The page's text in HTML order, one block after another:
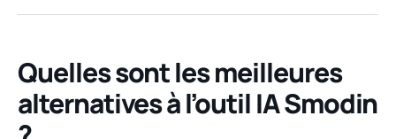
Quelles sont les meilleures
alternatives à l’outil IA Smodin